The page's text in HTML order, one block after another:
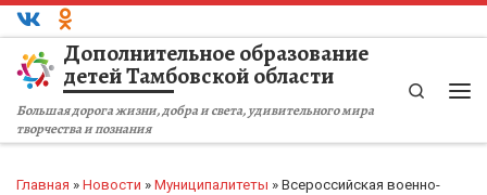
Перейти к содержимому
Дополнительное образование
детей Тамбовской области
Большая дорога жизни, добра и света, удивительного мира
творчества и познания
Search
Главная » Новости » Муниципалитеты » Всероссийская военно-